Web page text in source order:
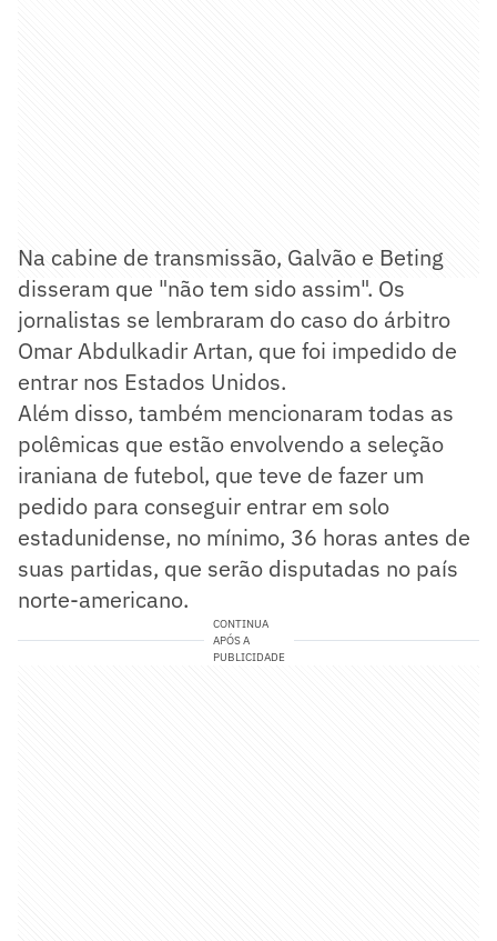
Na cabine de transmissão, Galvão e Beting
disseram que "não tem sido assim". Os
jornalistas se lembraram do caso do árbitro
Omar Abdulkadir Artan, que foi impedido de
entrar nos Estados Unidos.
Além disso, também mencionaram todas as
polêmicas que estão envolvendo a seleção
iraniana de futebol, que teve de fazer um
pedido para conseguir entrar em solo
estadunidense, no mínimo, 36 horas antes de
suas partidas, que serão disputadas no país
norte-americano.
CONTINUA
APÓS A
PUBLICIDADE